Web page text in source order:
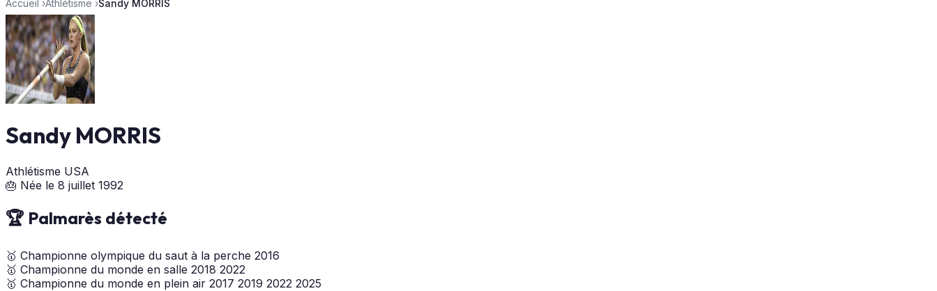
Accueil ›Athlétisme ›Sandy MORRIS
Sandy MORRIS
Athlétisme USA
🎂 Née le 8 juillet 1992
🏆 Palmarès détecté
🥇 Championne olympique du saut à la perche 2016
🥇 Championne du monde en salle 2018 2022
🥇 Championne du monde en plein air 2017 2019 2022 2025